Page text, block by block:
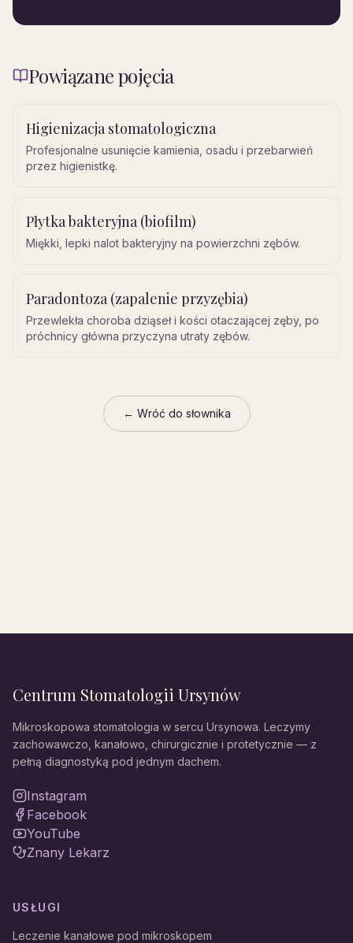
Powiązane pojęcia
Higienizacja stomatologiczna
Profesjonalne usunięcie kamienia, osadu i przebarwień
przez higienistkę.
Płytka bakteryjna (biofilm)
Miękki, lepki nalot bakteryjny na powierzchni zębów.
Paradontoza (zapalenie przyzębia)
Przewlekła choroba dziąseł i kości otaczającej zęby, po
próchnicy główna przyczyna utraty zębów.
← Wróć do słownika
Centrum Stomatologii Ursynów
Mikroskopowa stomatologia w sercu Ursynowa. Leczymy
zachowawczo, kanałowo, chirurgicznie i protetycznie — z
pełną diagnostyką pod jednym dachem.
Instagram
Facebook
YouTube
Znany Lekarz
USŁUGI
Leczenie kanałowe pod mikroskopem